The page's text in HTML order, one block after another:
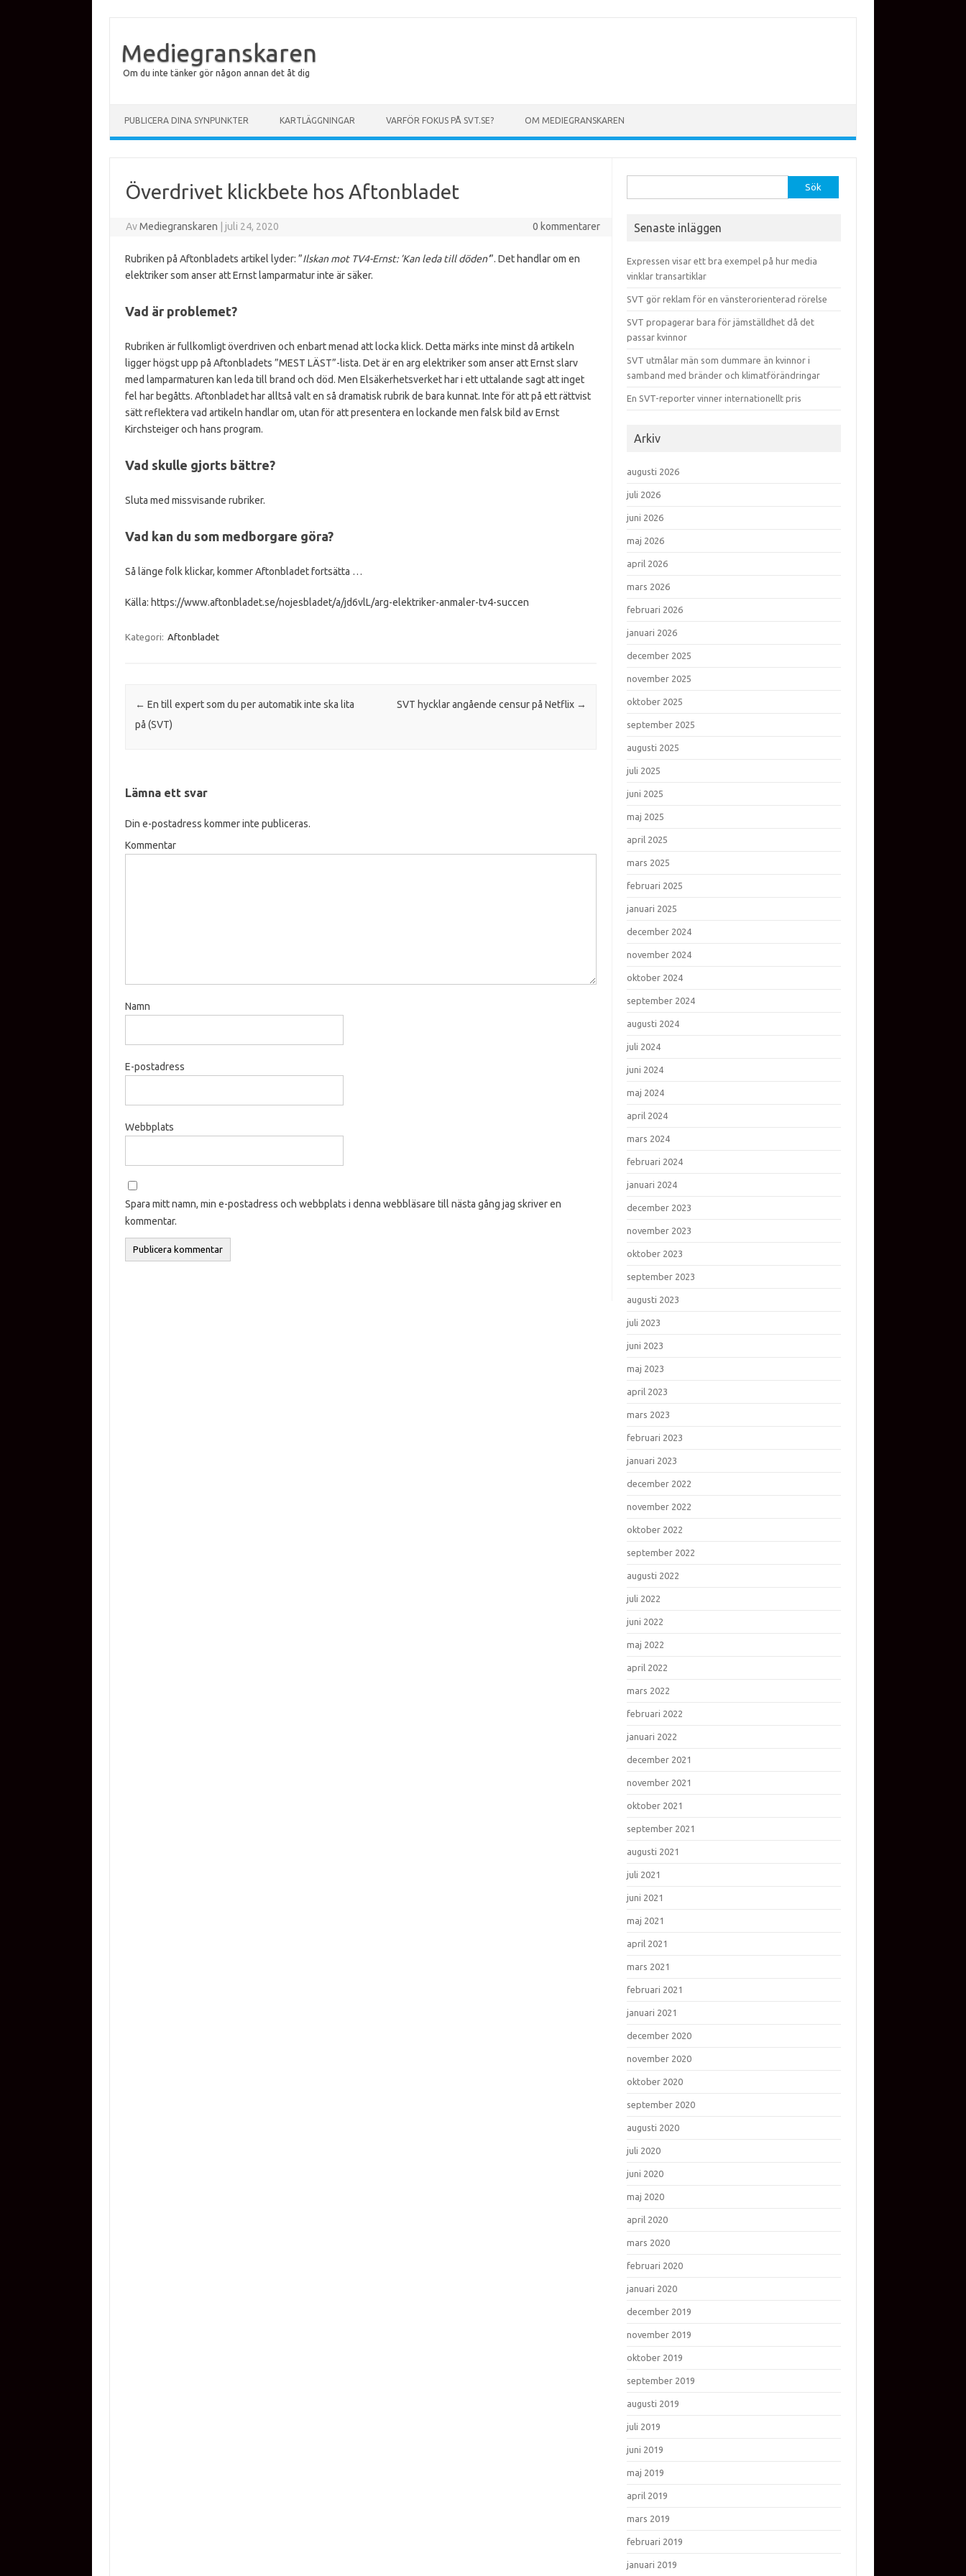
Mediegranskaren
Om du inte tänker gör någon annan det åt dig
PUBLICERA DINA SYNPUNKTER KARTLÄGGNINGAR VARFÖR FOKUS PÅ SVT.SE? OM MEDIEGRANSKAREN
Överdrivet klickbete hos Aftonbladet
AvMediegranskaren juli 24, 2020 0 kommentarer
Rubriken på Aftonbladets artikel lyder: ”Ilskan mot TV4-Ernst: ’Kan leda till döden’”. Det handlar om en
elektriker som anser att Ernst lamparmatur inte är säker.
Vad är problemet?
Rubriken är fullkomligt överdriven och enbart menad att locka klick. Detta märks inte minst då artikeln
ligger högst upp på Aftonbladets ”MEST LÄST”-lista. Det är en arg elektriker som anser att Ernst slarv
med lamparmaturen kan leda till brand och död. Men Elsäkerhetsverket har i ett uttalande sagt att inget
fel har begåtts. Aftonbladet har alltså valt en så dramatisk rubrik de bara kunnat. Inte för att på ett rättvist
sätt reflektera vad artikeln handlar om, utan för att presentera en lockande men falsk bild av Ernst
Kirchsteiger och hans program.
Vad skulle gjorts bättre?
Sluta med missvisande rubriker.
Vad kan du som medborgare göra?
Så länge folk klickar, kommer Aftonbladet fortsätta …
Källa: https://www.aftonbladet.se/nojesbladet/a/jd6vlL/arg-elektriker-anmaler-tv4-succen
Kategori: Aftonbladet
Inläggsnavigering
← En till expert som du per automatik inte ska lita
på (SVT)
SVT hycklar angående censur på Netflix →
Lämna ett svar
Din e-postadress kommer inte publiceras.
Kommentar
Namn
E-postadress
Webbplats
Spara mitt namn, min e-postadress och webbplats i denna webbläsare till nästa gång jag skriver en
kommentar.
Senaste inläggen
Expressen visar ett bra exempel på hur media
vinklar transartiklar
SVT gör reklam för en vänsterorienterad rörelse
SVT propagerar bara för jämställdhet då det
passar kvinnor
SVT utmålar män som dummare än kvinnor i
samband med bränder och klimatförändringar
En SVT-reporter vinner internationellt pris
Arkiv
augusti 2026
juli 2026
juni 2026
maj 2026
april 2026
mars 2026
februari 2026
januari 2026
december 2025
november 2025
oktober 2025
september 2025
augusti 2025
juli 2025
juni 2025
maj 2025
april 2025
mars 2025
februari 2025
januari 2025
december 2024
november 2024
oktober 2024
september 2024
augusti 2024
juli 2024
juni 2024
maj 2024
april 2024
mars 2024
februari 2024
januari 2024
december 2023
november 2023
oktober 2023
september 2023
augusti 2023
juli 2023
juni 2023
maj 2023
april 2023
mars 2023
februari 2023
januari 2023
december 2022
november 2022
oktober 2022
september 2022
augusti 2022
juli 2022
juni 2022
maj 2022
april 2022
mars 2022
februari 2022
januari 2022
december 2021
november 2021
oktober 2021
september 2021
augusti 2021
juli 2021
juni 2021
maj 2021
april 2021
mars 2021
februari 2021
januari 2021
december 2020
november 2020
oktober 2020
september 2020
augusti 2020
juli 2020
juni 2020
maj 2020
april 2020
mars 2020
februari 2020
januari 2020
december 2019
november 2019
oktober 2019
september 2019
augusti 2019
juli 2019
juni 2019
maj 2019
april 2019
mars 2019
februari 2019
januari 2019